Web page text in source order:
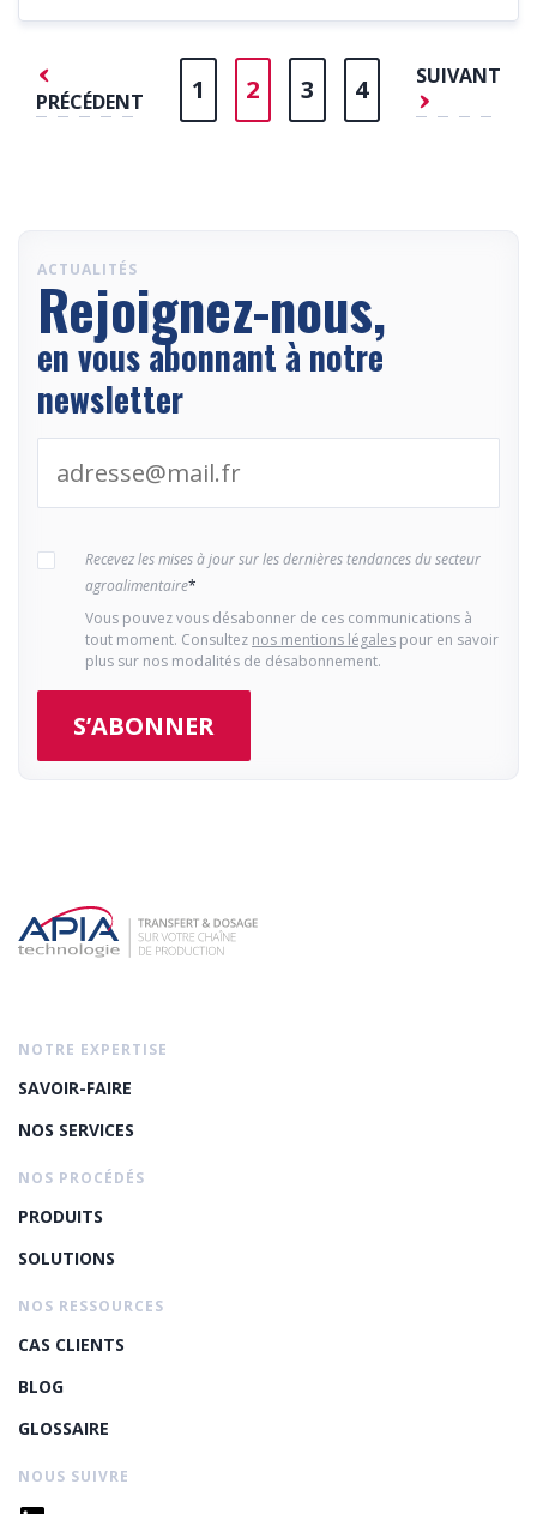
PRÉCÉDENT 1 2 3 4 SUIVANT
ACTUALITÉS
Rejoignez-nous,
en vous abonnant à notre
newsletter
Recevez les mises à jour sur les dernières tendances du secteur
agroalimentaire*
Vous pouvez vous désabonner de ces communications à
tout moment. Consultez nos mentions légales pour en savoir
plus sur nos modalités de désabonnement.
NOTRE EXPERTISE
SAVOIR-FAIRE
NOS SERVICES
NOS PROCÉDÉS
PRODUITS
SOLUTIONS
NOS RESSOURCES
CAS CLIENTS
BLOG
GLOSSAIRE
NOUS SUIVRE